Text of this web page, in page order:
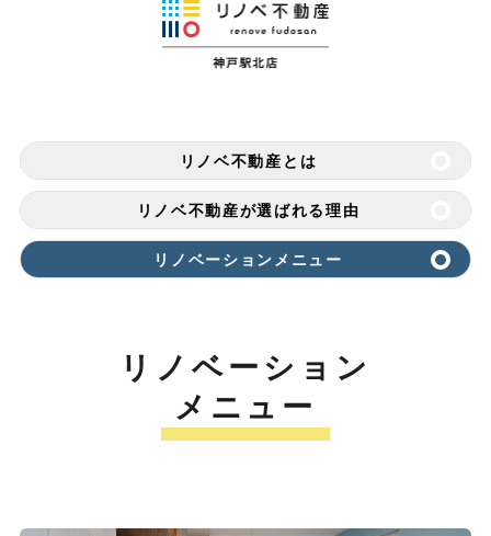
リノベ不動産とは
リノベ不動産が選ばれる理由
リノベーションメニュー
リノベーション
メニュー